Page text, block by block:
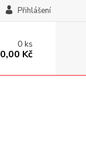
Přihlášení
0ks
0,00 Kč